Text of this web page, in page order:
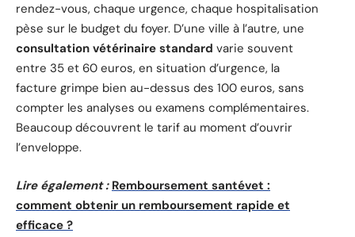
rendez-vous, chaque urgence, chaque hospitalisation
pèse sur le budget du foyer. D’une ville à l’autre, une
consultation vétérinaire standard varie souvent
entre 35 et 60 euros, en situation d’urgence, la
facture grimpe bien au-dessus des 100 euros, sans
compter les analyses ou examens complémentaires.
Beaucoup découvrent le tarif au moment d’ouvrir
l’enveloppe.
Lire également : Remboursement santévet :
comment obtenir un remboursement rapide et
efficace ?